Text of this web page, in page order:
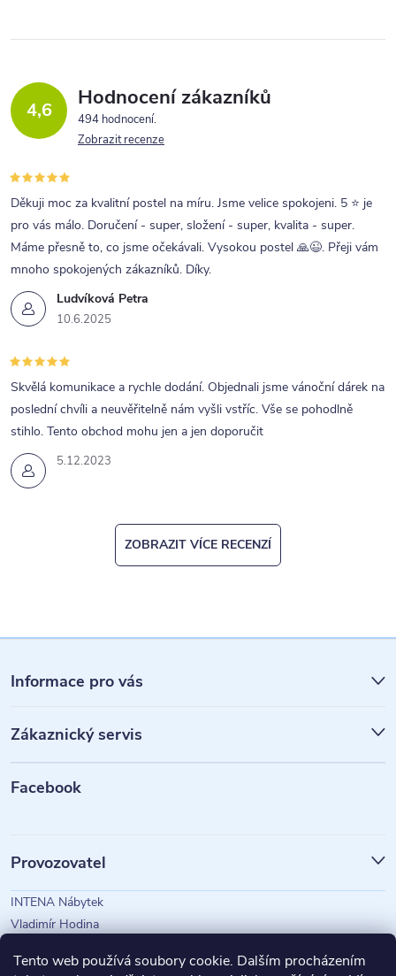
Tento web používá soubory cookie. Dalším procházením
4,6 Hodnocení zákazníků
494 hodnocení
Zobrazit recenze
Ludvíková Petra
10.6.2025
Děkuji moc za kvalitní postel na míru. Jsme velice spokojeni. 5 ⭐ je
pro vás málo. Doručení - super, složení - super, kvalita - super.
Máme přesně to, co jsme očekávali. Vysokou postel 🙏😉. Přeji vám
mnoho spokojených zákazníků. Díky.
5.12.2023
Skvělá komunikace a rychle dodání. Objednali jsme vánoční dárek na
poslední chvíli a neuvěřitelně nám vyšli vstříc. Vše se pohodlně
stihlo. Tento obchod mohu jen a jen doporučit
ZOBRAZIT VÍCE RECENZÍ
á
p
a
Informace pro vás
Zákaznický servis
Facebook
Provozovatel
INTENA Nábytek
Vladimír Hodina